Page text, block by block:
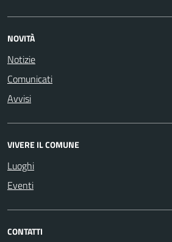
NOVITÀ
Notizie
Comunicati
Avvisi
VIVERE IL COMUNE
Luoghi
Eventi
CONTATTI